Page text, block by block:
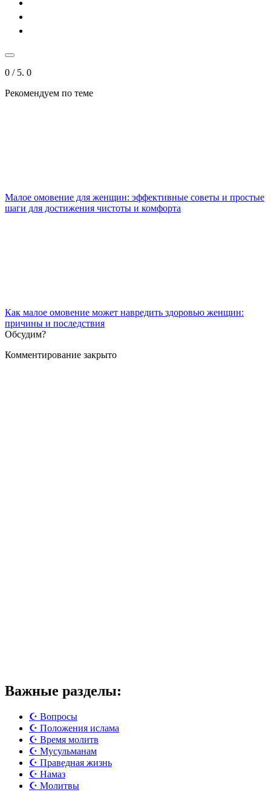
0 / 5. 0
Рекомендуем по теме
Малое омовение для женщин: эффективные советы и простые
шаги для достижения чистоты и комфорта
Как малое омовение может навредить здоровью женщин:
причины и последствия
Обсудим?
Комментирование закрыто
Важные разделы:
☪️ Вопросы
☪️ Положения ислама
☪️ Время молитв
☪️ Мусульманам
☪️ Праведная жизнь
☪️ Намаз
☪️ Молитвы